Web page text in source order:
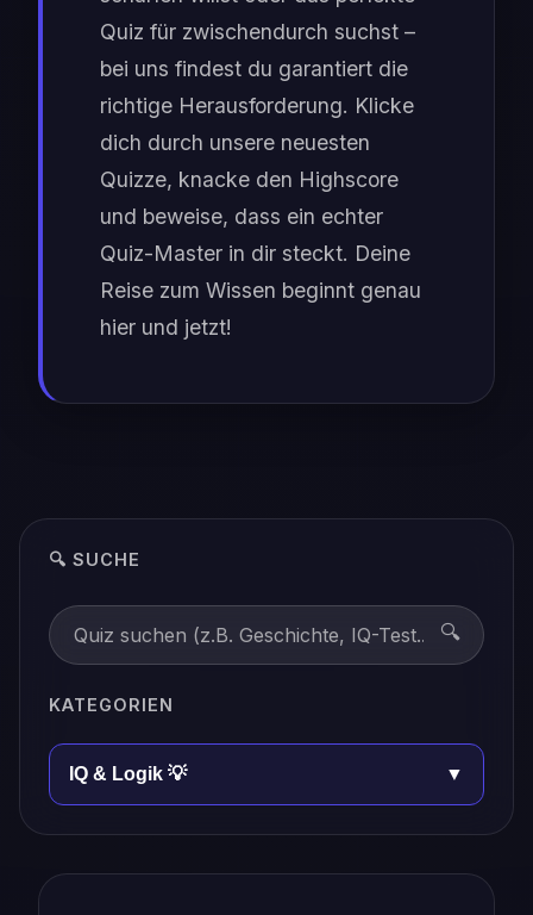
Quiz für zwischendurch suchst –
bei uns findest du garantiert die
richtige Herausforderung. Klicke
dich durch unsere neuesten
Quizze, knacke den Highscore
und beweise, dass ein echter
Quiz-Master in dir steckt. Deine
Reise zum Wissen beginnt genau
hier und jetzt!
🔍 SUCHE
🔍
KATEGORIEN
IQ & Logik 💡 ▼